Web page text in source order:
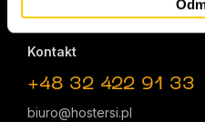
Kontakt
+48 32 422 91 33
biuro@hostersi.pl